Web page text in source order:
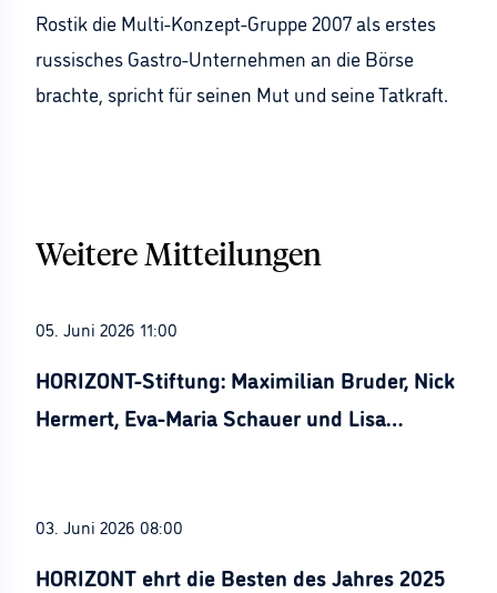
Rostik die Multi-Konzept-Gruppe 2007 als erstes
russisches Gastro-Unternehmen an die Börse
brachte, spricht für seinen Mut und seine Tatkraft.
Weitere Mitteilungen
05. Juni 2026 11:00
HORIZONT-Stiftung: Maximilian Bruder, Nick
Hermert, Eva-Maria Schauer und Lisa
03. Juni 2026 08:00
HORIZONT ehrt die Besten des Jahres 2025